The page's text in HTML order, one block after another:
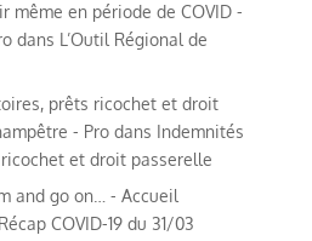
même en période de COVID -
dans L’Outil Régional de
prêts ricochet et droit
- Prodans Indemnités
et droit passerelle
and go on… - Accueil
Récap COVID-19 du 31/03